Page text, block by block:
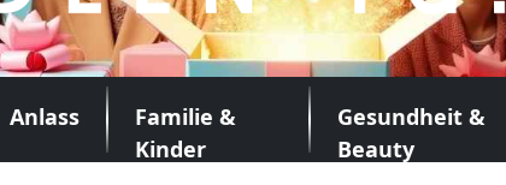
Anlass
Familie &
Kinder
Gesundheit &
Beauty